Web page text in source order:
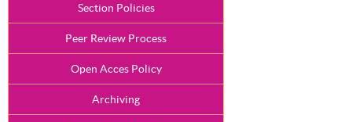
Section Policies
Peer Review Process
Open Acces Policy
Archiving